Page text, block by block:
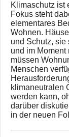
Klimaschutz ist
Fokus steht
elementares
Wohnen.
und Schutz, sie
und im
müssen
Menschen
klimaneutralen
werden kann,
darüber
in der neuen